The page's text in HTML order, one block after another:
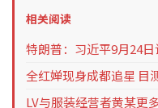
相关阅读
特朗普：习近平9月24
全红婵现身成都追星 目
LV与服装经营者黄某更